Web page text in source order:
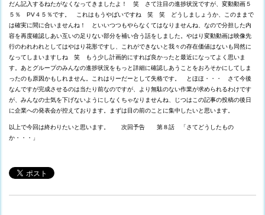
だん記入するねたがなくなってきましたよ！ 笑 さて注目の進捗状況ですが、変動動画５
５％ PV４５％です。 これはもうやばいですね 笑 笑 どうしましょうか、このままで
は確実に間に合いませんね！ といいつつもやらなくてはなりませんね、なので分担した内
容を再度確認しあい互いの足りない部分を補い合う話をしました。やはり変動動画は映像先
行のわれわれとしてはやはり花形ですし、これができないと我々の存在価値はないも同然に
なってしまいますしね 笑 もう少し計画的にすれば良かったと最近になってよく思いま
す。あとグループのみんなの進捗状況をもっと詳細に確認しあうことをおろそかにしてしま
ったのも原因かもしれません。これはりーだーとして失格です。 とほほ・・・ さて今後
なんですが完成させるのは当たり前なのですが、より無駄のない作業が求められるわけです
が、みんなの士気を下げないようにしなくちゃなりませんね、じつはこの記事の投稿の後日
に企業への発表会が控えております。まずは目の前のことに集中したいと思います。
以上で今回は終わりたいと思います。 次回予告 第８話 「さてどうしたもの
か・・・」